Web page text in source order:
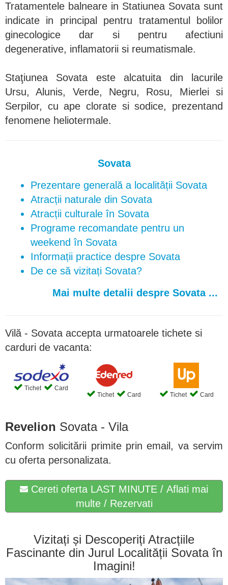
Tratamentele balneare in Statiunea Sovata sunt
indicate in principal pentru tratamentul bolilor
ginecologice dar si pentru afectiuni
degenerative, inflamatorii si reumatismale.
Staţiunea Sovata este alcatuita din lacurile
Ursu, Alunis, Verde, Negru, Rosu, Mierlei si
Serpilor, cu ape clorate si sodice, prezentand
fenomene heliotermale.
Sovata
Prezentare generală a localității Sovata
Atracții naturale din Sovata
Atracții culturale în Sovata
Programe recomandate pentru un
weekend în Sovata
Informații practice despre Sovata
De ce să vizitați Sovata?
Mai multe detalii despre Sovata ...
Vilă - Sovata accepta urmatoarele tichete si
carduri de vacanta:
Tichet
Card
Tichet
Card Tichet Card
Revelion Sovata - Vila
Conform solicitării primite prin email, va servim
cu oferta personalizata.
Cereti oferta LAST MINUTE / Aflati mai
multe / Rezervati
Vizitați și Descoperiți Atracțiile
Fascinante din Jurul Localității Sovata în
Imagini!